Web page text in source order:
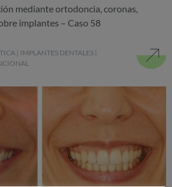
mediante ortodoncia, coronas,
implantes – Caso 58
| IMPLANTES DENTALES |